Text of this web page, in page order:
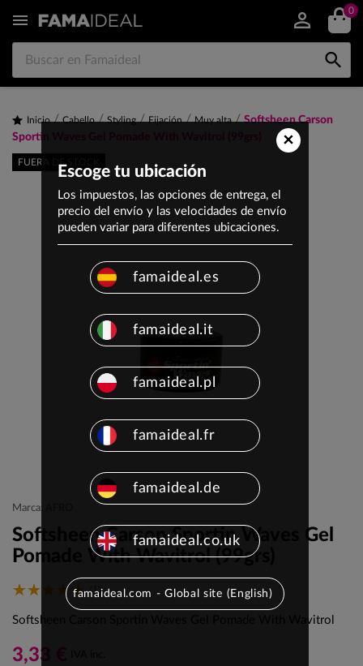
 0

FUERA DE STOCK
Inicio Cabello Styling Fijación Muy alta
Softsheen Carson
Sportin Waves Gel Pomade With Wavitrol (99grs)
Marca: AFRO
Softsheen Carson Sportin Waves Gel
Pomade With Wavitrol (99grs)
(1)
Softsheen Carson Sportin Waves Gel Pomade With Wavitrol
3,33 €
×
Escoge tu ubicación
Los impuestos, las opciones de entrega, el
precio del envío y las velocidades de envío
pueden variar para diferentes ubicaciones.
famaideal.es
famaideal.it
famaideal.pl
famaideal.fr
famaideal.de
famaideal.co.uk
famaideal.com - Global site (English)